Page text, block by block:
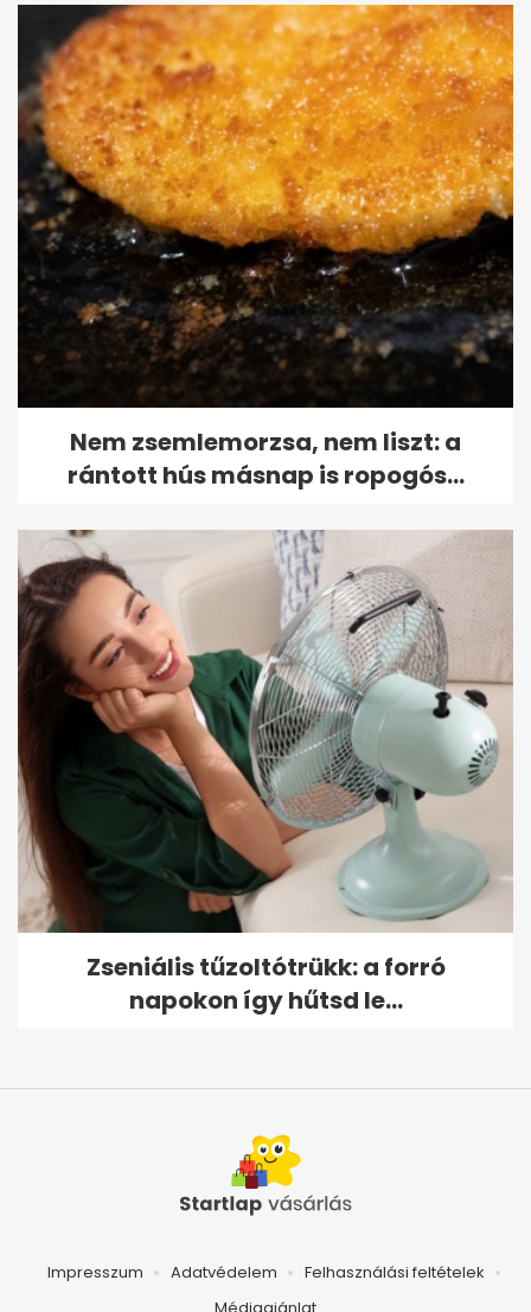
Nem zsemlemorzsa, nem liszt: a
rántott hús másnap is ropogós...
Zseniális tűzoltótrükk: a forró
napokon így hűtsd le...
Impresszum Adatvédelem
Felhasználási feltételek